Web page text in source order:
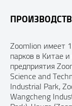
Zoomlion имеет
парков в Китае
предприятия
Science and
Industrial Park,
Wangcheng